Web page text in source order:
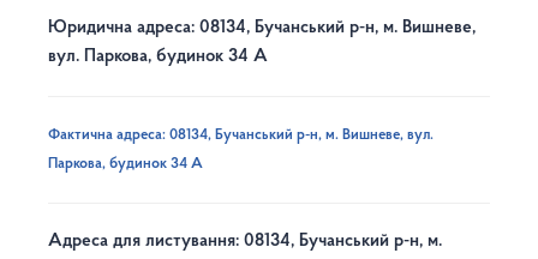
Юридична адреса: 08134, Бучанський р-н, м. Вишневе,
вул. Паркова, будинок 34 А
Фактична адреса: 08134, Бучанський р-н, м. Вишневе, вул.
Паркова, будинок 34 А
Адреса для листування: 08134, Бучанський р-н, м.